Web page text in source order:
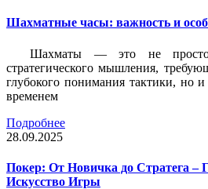
Шахматные часы: важность и
Шахматы — это не просто
стратегического мышления,
глубокого понимания тактики, но
временем
Подробнее
28.09.2025
Покер: От Новичка до Стратега –
Искусство Игры